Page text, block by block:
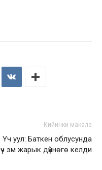
Кийинки макала
Үч уул: Баткен облусунда
үч эм жарык дүйнөгө келди